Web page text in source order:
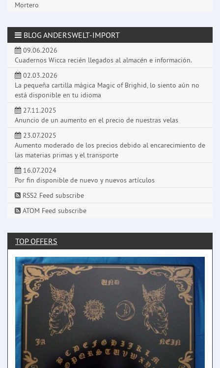
Mortero
BLOG ANDERSWELT-IMPORT
09.06.2026
Cuadernos Wicca recién llegados al almacén e información.
02.03.2026
La pequeña cartilla mágica Magic of Brighid, lo siento aún no
está disponible en tu idioma
27.11.2025
Anuncio de un aumento en el precio de nuestras velas
23.07.2025
Aumento moderado de los precios debido al encarecimiento de
las materias primas y el transporte
16.07.2024
Por fin disponible de nuevo y nuevos artículos
RSS2 Feed subscribe
ATOM Feed subscribe
TOP OFFERS